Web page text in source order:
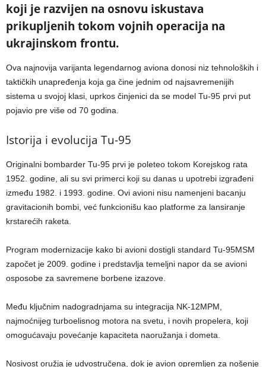
koji je razvijen na osnovu iskustava
prikupljenih tokom vojnih operacija na
ukrajinskom frontu.
Ova najnovija varijanta legendarnog aviona donosi niz tehnoloških i
taktičkih unapređenja koja ga čine jednim od najsavremenijih
sistema u svojoj klasi, uprkos činjenici da se model Tu-95 prvi put
pojavio pre više od 70 godina.
Istorija i evolucija Tu-95
Originalni bombarder Tu-95 prvi je poleteo tokom Korejskog rata
1952. godine, ali su svi primerci koji su danas u upotrebi izgrađeni
između 1982. i 1993. godine. Ovi avioni nisu namenjeni bacanju
gravitacionih bombi, već funkcionišu kao platforme za lansiranje
krstarećih raketa.
Program modernizacije kako bi avioni dostigli standard Tu-95MSM
započet je 2009. godine i predstavlja temeljni napor da se avioni
osposobe za savremene borbene izazove.
Među ključnim nadogradnjama su integracija NK-12MPM,
najmoćnijeg turboelisnog motora na svetu, i novih propelera, koji
omogućavaju povećanje kapaciteta naoružanja i dometa.
Nosivost oružja je udvostručena, dok je avion opremljen za nošenje